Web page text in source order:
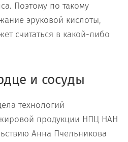
Поэтому по такому
эруковой кислоты,
считаться в какой-либо
и сосуды
технологий
продукции НПЦ НАН
Анна Пчельникова